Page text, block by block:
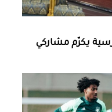
يكرّم مشاركي